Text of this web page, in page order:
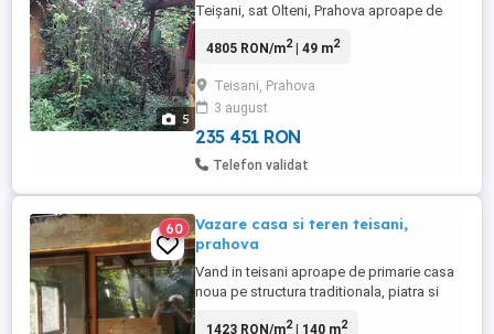
5
Teișani, sat Olteni, Prahova aproape de
proprietate situată într-o zonă liniștită și
doar câteva minute de Vălenii de Munte.
Proprietatea este ideală atât pentru
locuință permanentă, ...
4805 RON/m2| 49 m2
Teisani, Prahova
3 august
235 451 RON
Telefon validat
60
Vazare casa si teren teisani,
prahova
Vand in teisani aproape de primarie casa
noua pe structura traditionala, piatra si
1423 RON/m2| 140 m2